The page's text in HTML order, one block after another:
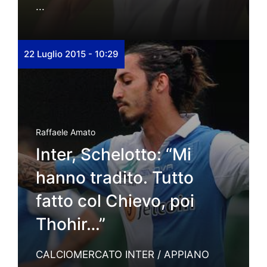
...
22 Luglio 2015 - 10:29
Raffaele Amato
Inter, Schelotto: “Mi
hanno tradito. Tutto
fatto col Chievo, poi
Thohir…”
CALCIOMERCATO INTER / APPIANO